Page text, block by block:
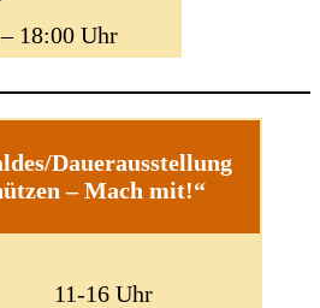
18:00 Uhr
Dauerausstellung
– Mach mit!“
11-16 Uhr